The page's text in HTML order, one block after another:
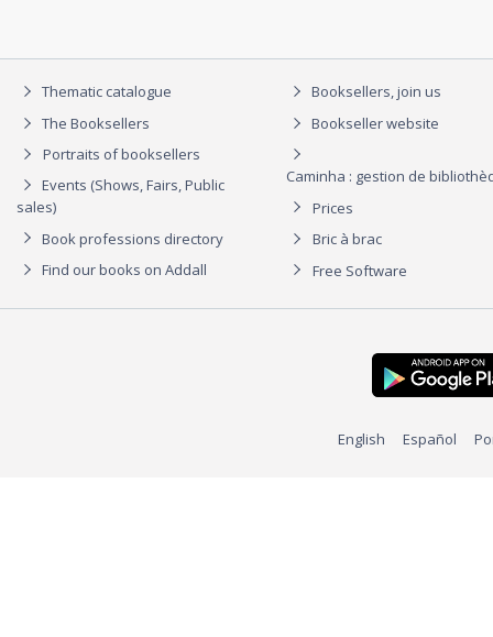
Thematic catalogue
The Booksellers
Portraits of booksellers
Events (Shows, Fairs, Public
sales)
Book professions directory
Find our books on Addall
Booksellers, join us
Bookseller website
Caminha : gestion de
Prices
Bric à brac
Free Software
English Español